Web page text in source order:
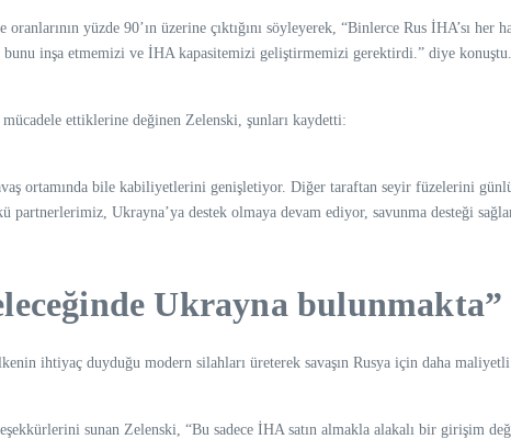
yüzde 90’ın üzerine çıktığını söyleyerek, “Binlerce Rus İHA’sı
inşa etmemizi ve İHA kapasitemizi geliştirmemizi gerektirdi.” diye konuştu.
ettiklerine değinen Zelenski, şunları kaydetti:
ortamında bile kabiliyetlerini genişletiyor. Diğer taraftan seyir füzelerini
partnerlerimiz, Ukrayna’ya destek olmaya devam ediyor, savunma desteği
Ukrayna bulunmakta”
ihtiyaç duyduğu modern silahları üreterek savaşın Rusya için daha maliyetli
sunan Zelenski, “Bu sadece İHA satın almakla alakalı bir girişim